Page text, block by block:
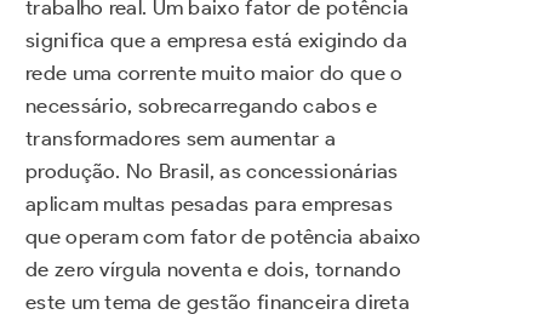
trabalho real. Um baixo fator de potência
significa que a empresa está exigindo da
rede uma corrente muito maior do que o
necessário, sobrecarregando cabos e
transformadores sem aumentar a
produção. No Brasil, as concessionárias
aplicam multas pesadas para empresas
que operam com fator de potência abaixo
de zero vírgula noventa e dois, tornando
este um tema de gestão financeira direta